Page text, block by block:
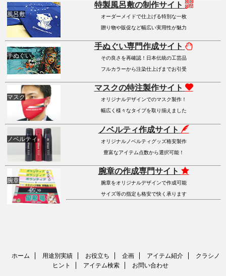
風呂敷
特製風呂敷の制作サイト
オーダーメイドで仕上げる特別な一枚
贈り物や販促など幅広い実用性が魅力
手ぬぐい
手ぬぐい専門作成サイト
その良さを再確認！日本伝統の工芸品
フルカラーから注染仕上げまでお引受
マスク
マスクの特注製作サイト
オリジナルデザインでのマスク製作！
幅広く様々なタイプを取り揃えました
ノベルティ
ノベルティ作成サイト
オリジナルノベルティグッズ格安製作
豊富なアイテム点数から選択可能！
腕章
腕章の作成専門サイト
腕章をオリジナルデザインで作成可能
サイズ等の指定も格安で快く承ります
ホーム 用途別実績 お役立ち 企画 アイテム紹介
クラシノ
ヒント
アイテム検索 お問い合わせ